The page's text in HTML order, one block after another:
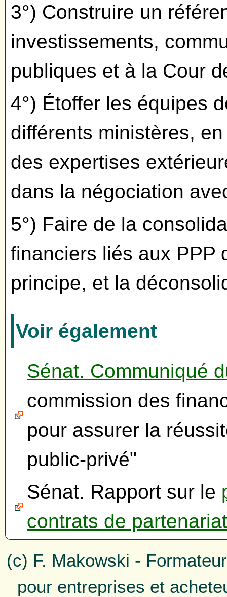
3°) Construire un
investissements,
publiques et à la Cour
4°) Étoffer les équipes
différents ministères,
des expertises
dans la négociation
5°) Faire de la
financiers liés aux PPP
principe, et la
Voir également
Sénat. Communiqué
commission des
pour assurer la
public-privé"
Sénat. Rapport sur le
contrats de partenariat
(c) F. Makowski -
pour entreprises et